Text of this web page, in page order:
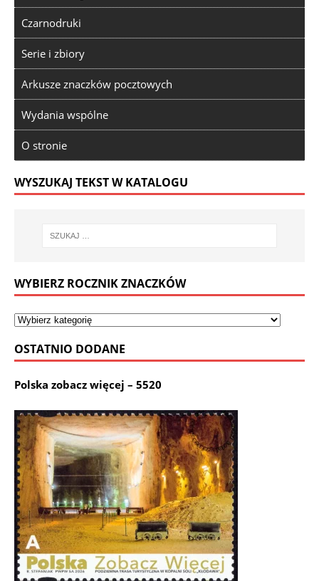
Czarnodruki
Serie i zbiory
Arkusze znaczków pocztowych
Wydania wspólne
O stronie
WYSZUKAJ TEKST W KATALOGU
WYBIERZ ROCZNIK ZNACZKÓW
OSTATNIO DODANE
Polska zobacz więcej – 5520